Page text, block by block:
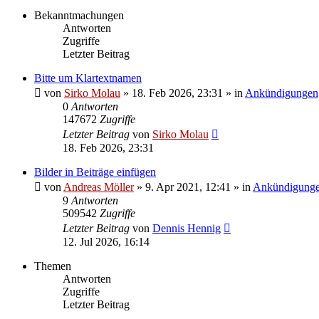
Bekanntmachungen
Antworten
Zugriffe
Letzter Beitrag
Bitte um Klartextnamen
von Sirko Molau » 18. Feb 2026, 23:31 » in Ankündigungen
0 Antworten
147672 Zugriffe
Letzter Beitrag von Sirko Molau
18. Feb 2026, 23:31
Bilder in Beiträge einfügen
von Andreas Möller» 9. Apr 2021, 12:41 » in
9 Antworten
509542 Zugriffe
Letzter Beitrag von Dennis Hennig
12. Jul 2026, 16:14
Themen
Antworten
Zugriffe
Letzter Beitrag